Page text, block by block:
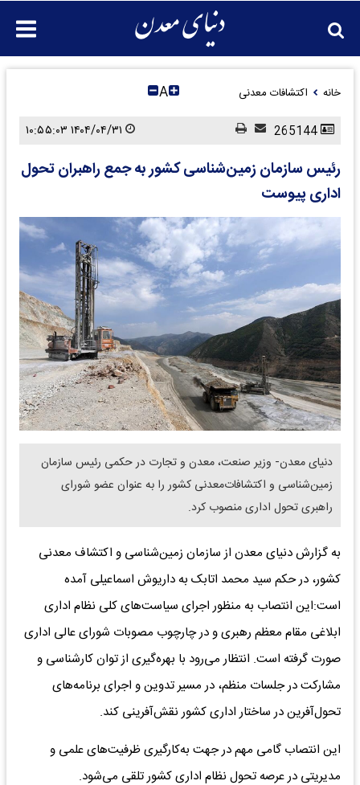
خانه اکتشافات معدنی A
رئیس سازمان زمین‌شناسی کشور به جمع راهبران تحول
اداری پیوست
​دنیای معدن- وزیر صنعت، معدن و تجارت در حکمی رئیس سازمان
زمین‌شناسی و اکتشافات‌معدنی کشور را به عنوان عضو شورای
راهبری تحول اداری منصوب کرد.
به گزارش دنیای معدن از سازمان زمین‌شناسی و اکتشاف معدنی
کشور، در حکم سید محمد اتابک به داریوش اسماعیلی آمده
است:این انتصاب به منظور اجرای سیاست‌های کلی نظام اداری
ابلاغی مقام معظم رهبری و در چارچوب مصوبات شورای عالی اداری
صورت گرفته است. انتظار می‌رود با بهره‌گیری از توان کارشناسی و
مشارکت در جلسات منظم، در مسیر تدوین و اجرای برنامه‌های
تحول‌آفرین در ساختار اداری کشور نقش‌آفرینی کند.
این انتصاب گامی مهم در جهت به‌کارگیری ظرفیت‌های علمی و
مدیریتی در عرصه تحول نظام اداری کشور تلقی می‌شود.